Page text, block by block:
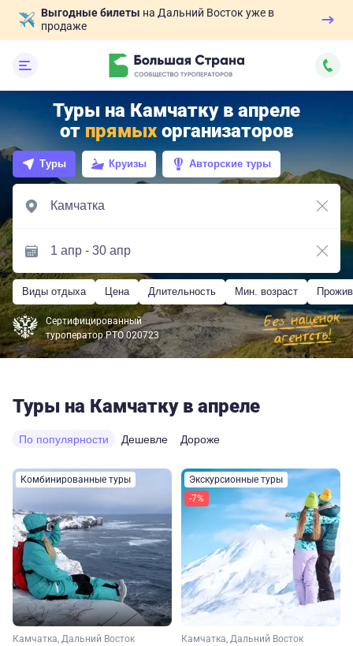
Выгодные билеты на Дальний Восток уже в
продаже
Туры на Камчатку в апреле
от прямыхорганизаторов
Туры Круизы Авторские туры
Виды отдыха Цена Длительность Мин. возраст
Сертифицированный
туроператор РТО 020723
Туры на Камчатку в апреле
По популярности Дешевле Дороже
Комбинированные туры
Камчатка, Дальний Восток
Экскурсионные туры
-7%
Камчатка, Дальний Восток